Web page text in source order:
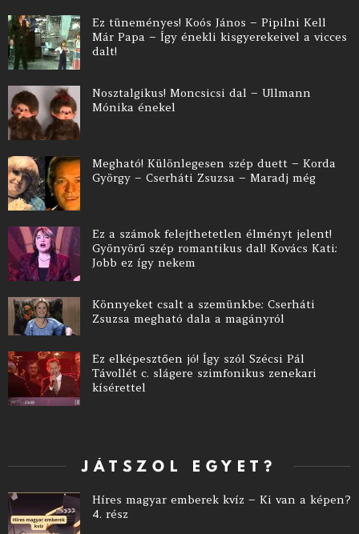
Ez tüneményes! Koós János – Pipilni Kell
Már Papa – Így énekli kisgyerekeivel a vicces
dalt!
Nosztalgikus! Moncsicsi dal – Ullmann
Mónika énekel
Megható! Különlegesen szép duett – Korda
György – Cserháti Zsuzsa – Maradj még
Ez a számok felejthetetlen élményt jelent!
Gyönyörű szép romantikus dal! Kovács Kati:
Jobb ez így nekem
Könnyeket csalt a szemünkbe: Cserháti
Zsuzsa megható dala a magányról
Ez elképesztően jó! Így szól Szécsi Pál
Távollét c. slágere szimfonikus zenekari
kísérettel
JÁTSZOL EGYET?
Híres magyar emberek kvíz – Ki van a képen?
4. rész